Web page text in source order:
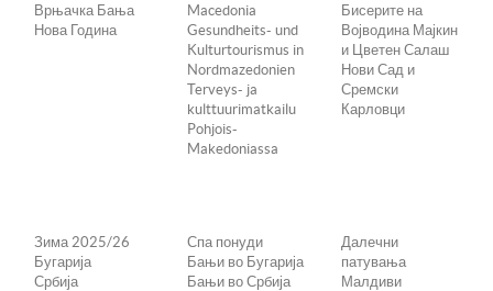
Врњачка Бања
Нова Година
Macedonia
Gesundheits- und
Kulturtourismus in
Nordmazedonien
Terveys- ja
kulttuurimatkailu
Pohjois-
Makedoniassa
Бисерите на
Војводина Мајкин
и Цветен Салаш
Нови Сад и
Сремски
Карловци
Зима 2025/26
Бугарија
Србија
Спа понуди
Бањи во Бугарија
Бањи во Србија
Далечни
патувања
Малдиви